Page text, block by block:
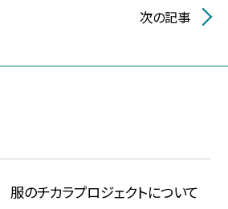
次の記事
服のチカラプロジェクトについて